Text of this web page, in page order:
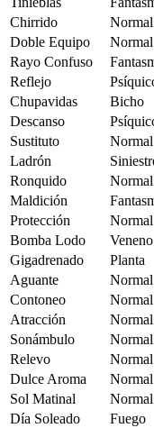
Chirrido
Normal
Doble Equipo
Normal
Rayo Confuso
Reflejo
Chupavidas
Bicho
Descanso
Sustituto
Normal
Ladrón
Ronquido
Normal
Maldición
Protección
Normal
Bomba Lodo
Veneno
Gigadrenado
Planta
Aguante
Normal
Contoneo
Normal
Atracción
Normal
Sonámbulo
Normal
Relevo
Normal
Dulce Aroma
Normal
Sol Matinal
Normal
Día Soleado
Fuego